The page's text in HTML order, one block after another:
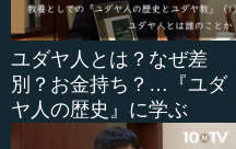
ユダヤ人とは？なぜ差
別？お金持ち？…『ユダ
ヤ人の歴史』に学ぶ